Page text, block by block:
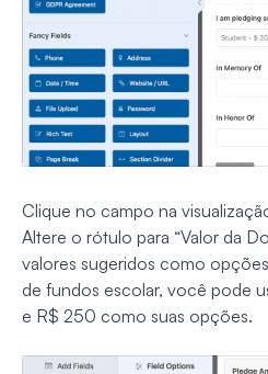
Clique no campo na
Altere o rótulo para “Valor da
valores sugeridos como
de fundos escolar, você pode
e R$ 250 como suas opções.